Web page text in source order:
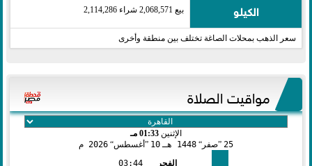
الكيلو بيع 2,068,571 شراء 2,114,286
سعر الذهب بمحلات الصاغة تختلف بين منطقة وأخرى
مواقيت الصلاة
الإثنين 01:33 مـ
25 صفر 1448 هـ 10 أغسطس 2026 م
الفجر
03:44